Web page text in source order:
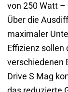
von 250 Watt –
Über die
maximaler
Effizienz sollen
verschiedenen
Drive S Mag